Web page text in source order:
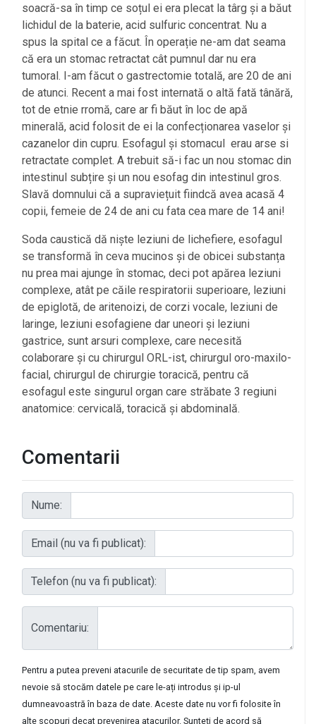
soacră-sa în timp ce soțul ei era plecat la târg și a băut
lichidul de la baterie, acid sulfuric concentrat. Nu a
spus la spital ce a făcut. În operație ne-am dat seama
că era un stomac retractat cât pumnul dar nu era
tumoral. I-am făcut o gastrectomie totală, are 20 de ani
de atunci. Recent a mai fost internată o altă fată tânără,
tot de etnie rromă, care ar fi băut în loc de apă
minerală, acid folosit de ei la confecționarea vaselor și
cazanelor din cupru. Esofagul și stomacul erau arse si
retractate complet. A trebuit să-i fac un nou stomac din
intestinul subțire și un nou esofag din intestinul gros.
Slavă domnului că a supraviețuit fiindcă avea acasă 4
copii, femeie de 24 de ani cu fata cea mare de 14 ani!
Soda caustică dă niște leziuni de lichefiere, esofagul
se transformă în ceva mucinos și de obicei substanța
nu prea mai ajunge în stomac, deci pot apărea leziuni
complexe, atât pe căile respiratorii superioare, leziuni
de epiglotă, de aritenoizi, de corzi vocale, leziuni de
laringe, leziuni esofagiene dar uneori și leziuni
gastrice, sunt arsuri complexe, care necesită
colaborare și cu chirurgul ORL-ist, chirurgul oro-maxilo-
facial, chirurgul de chirurgie toracică, pentru că
esofagul este singurul organ care străbate 3 regiuni
anatomice: cervicală, toracică și abdominală.
Comentarii
Nume:
Email (nu va fi publicat):
Telefon (nu va fi publicat):
Comentariu:
Pentru a putea preveni atacurile de securitate de tip spam, avem
nevoie să stocăm datele pe care le-ați introdus și ip-ul
dumneavoastră în baza de date. Aceste date nu vor fi folosite în
alte scopuri decat prevenirea atacurilor. Sunteți de acord să